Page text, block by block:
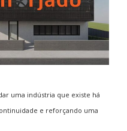
uma indústria que existe há
e reforçando uma